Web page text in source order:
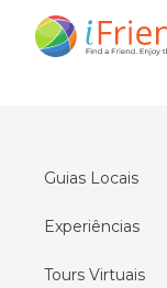
Guias Locais
Experiências
Tours Virtuais